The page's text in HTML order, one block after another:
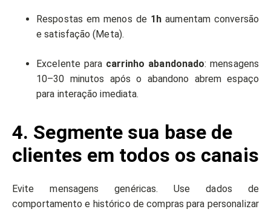
Respostas em menos de 1h aumentam conversão
e satisfação (Meta).
Excelente para carrinho abandonado: mensagens
10–30 minutos após o abandono abrem espaço
para interação imediata.
4. Segmente sua base de
clientes em todos os canais
Evite mensagens genéricas. Use dados de
comportamento e histórico de compras para personalizar